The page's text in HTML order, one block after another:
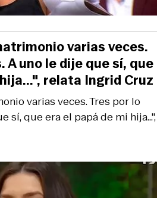
varias veces. Tres por lo
sí, que era el papá de mi hija...",
varias veces.
A uno le dije que sí, que
relata Ingrid Cruz